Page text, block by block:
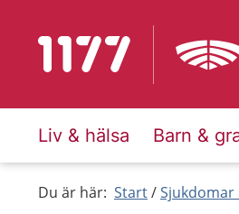
Till startsidan för 1177
Liv & hälsa Barn &
Du är här: Start Sjukdomar